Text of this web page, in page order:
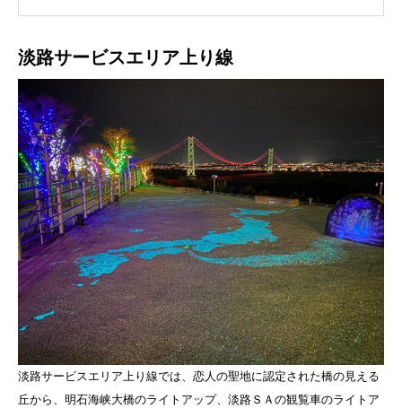
淡路サービスエリア上り線
淡路サービスエリア上り線では、恋人の聖地に認定された橋の見える
丘から、明石海峡大橋のライトアップ、淡路ＳＡの観覧車のライトア